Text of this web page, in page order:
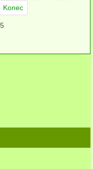
Konec